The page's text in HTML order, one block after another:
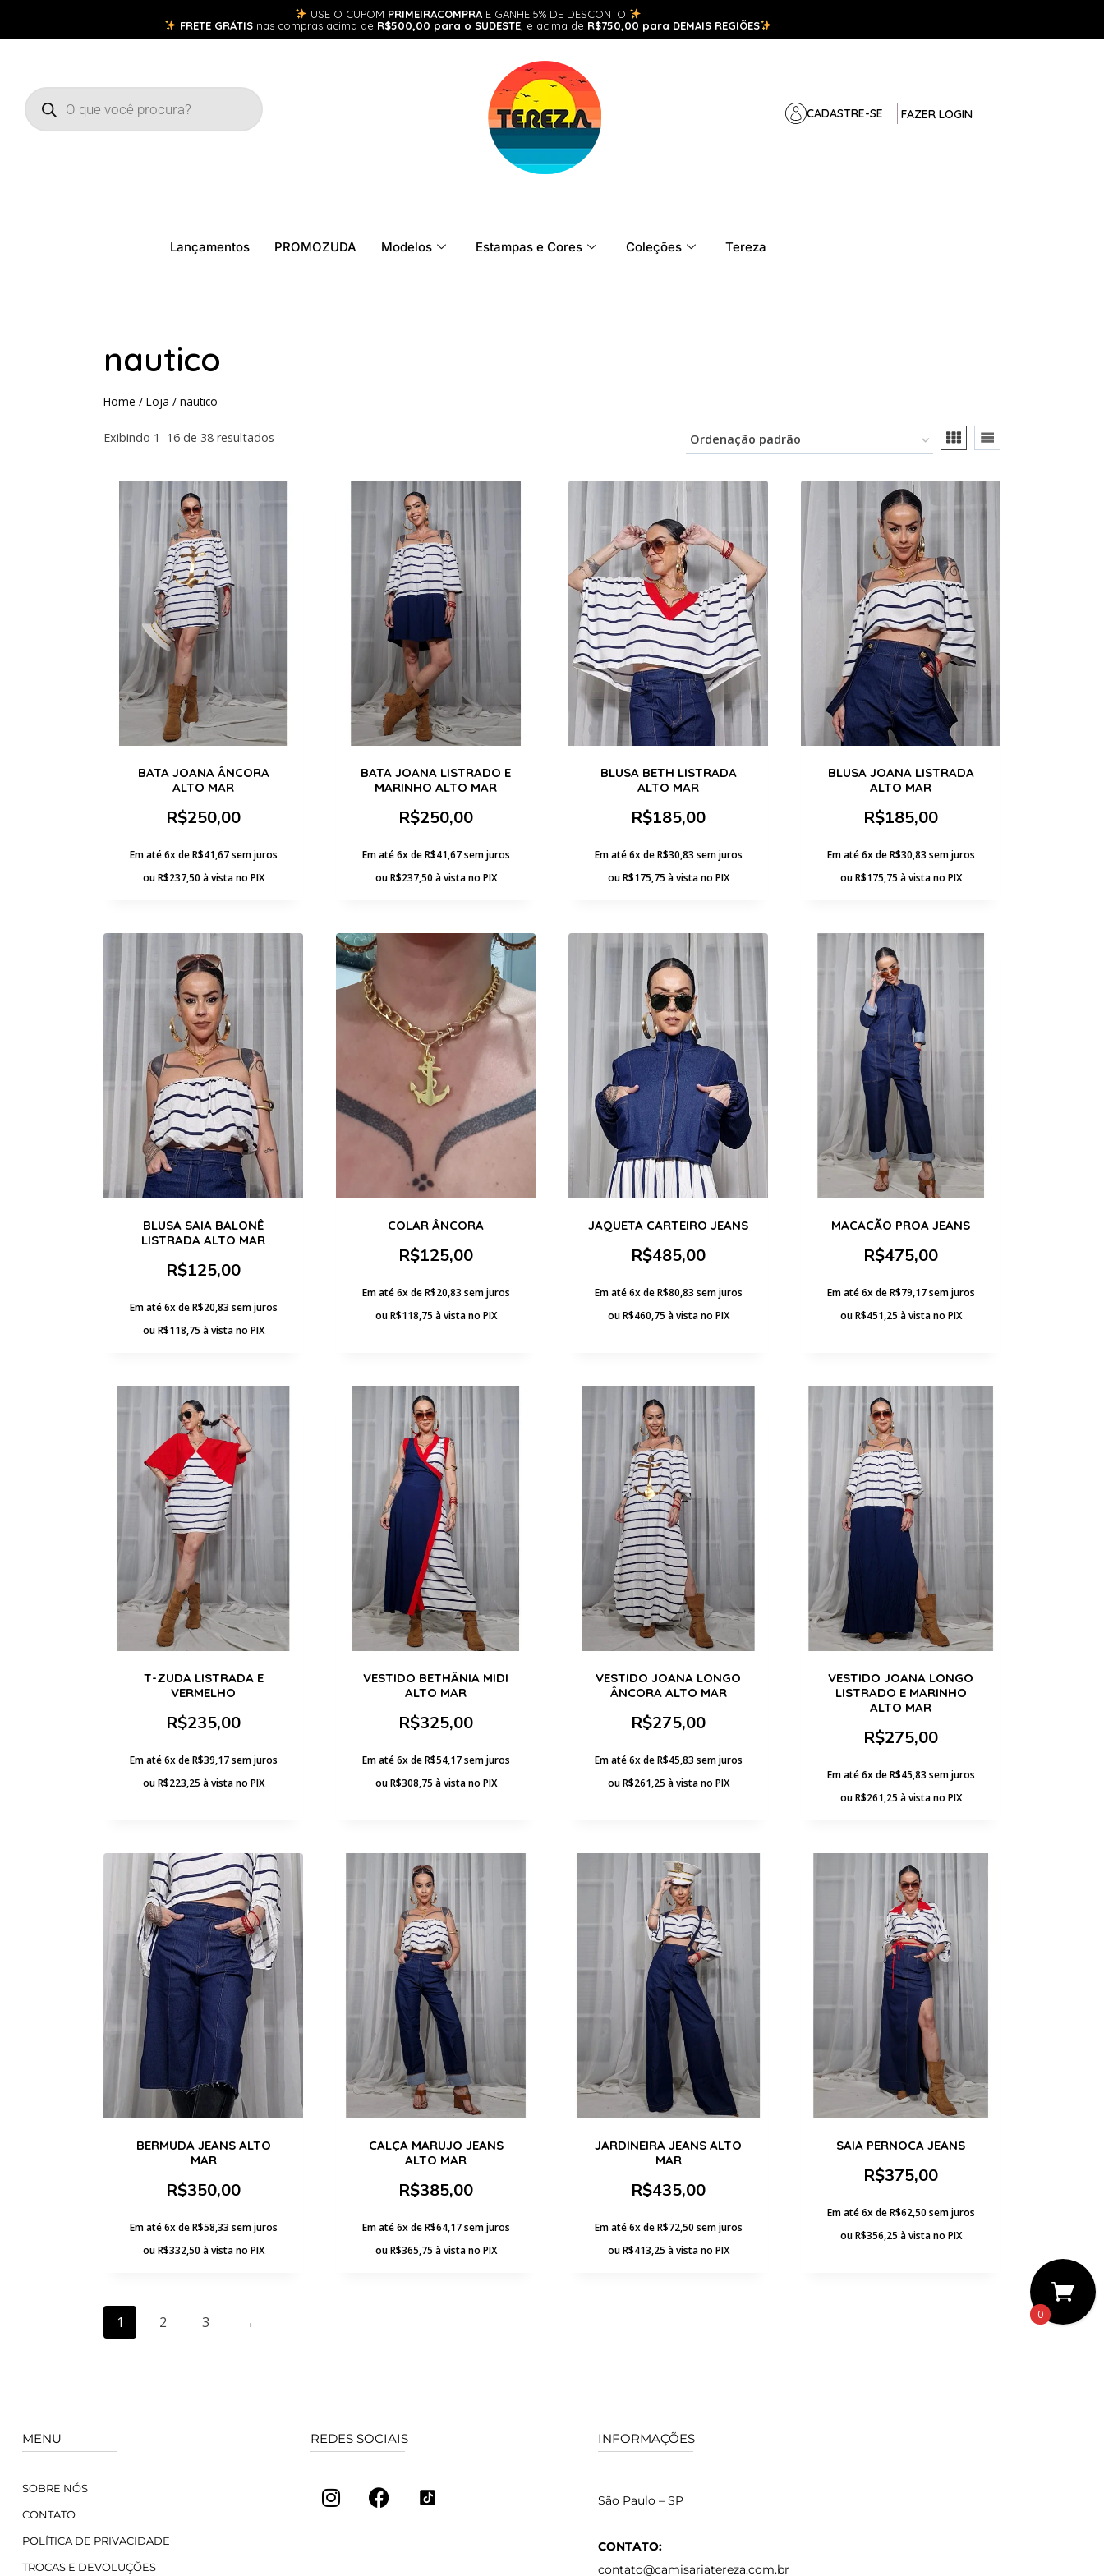
USE O CUPOM PRIMEIRACOMPRA E GANHE 5% DE DESCONTO
FRETE GRÁTIS nas compras acima de R$500,00 para o SUDESTE , e acima de R$750,00 para DEMAIS REGIÕES
CADASTRE-SE FAZER LOGIN
Lançamentos PROMOZUDA Modelos Estampas e Cores Coleções Tereza
nautico
Home / Loja / nautico
Exibindo 1–16 de 38 resultados
BATA JOANA ÂNCORA
ALTO MAR
R$250,00
Em até 6x deR$41,67 sem juros
ou R$237,50 à vista no PIX
BATA JOANA LISTRADO E
MARINHO ALTO MAR
R$250,00
Em até 6x deR$41,67 sem juros
ou R$237,50 à vista no PIX
BLUSA BETH LISTRADA
ALTO MAR
R$185,00
Em até 6x deR$30,83 sem juros
ou R$175,75 à vista no PIX
BLUSA JOANA LISTRADA
ALTO MAR
R$185,00
Em até 6x deR$30,83 sem juros
ou R$175,75 à vista no PIX
BLUSA SAIA BALONÊ
LISTRADA ALTO MAR
R$125,00
Em até 6x deR$20,83 sem juros
ou R$118,75 à vista no PIX
COLAR ÂNCORA
R$125,00
Em até 6x deR$20,83 sem juros
ou R$118,75 à vista no PIX
JAQUETA CARTEIRO JEANS
R$485,00
Em até 6x deR$80,83 sem juros
ou R$460,75 à vista no PIX
MACACÃO PROA JEANS
R$475,00
Em até 6x deR$79,17 sem juros
ou R$451,25 à vista no PIX
T-ZUDA LISTRADA E
VERMELHO
R$235,00
Em até 6x deR$39,17 sem juros
ou R$223,25 à vista no PIX
VESTIDO BETHÂNIA MIDI
ALTO MAR
R$325,00
Em até 6x deR$54,17 sem juros
ou R$308,75 à vista no PIX
VESTIDO JOANA LONGO
ÂNCORA ALTO MAR
R$275,00
Em até 6x deR$45,83 sem juros
ou R$261,25 à vista no PIX
VESTIDO JOANA LONGO
LISTRADO E MARINHO
ALTO MAR
R$275,00
Em até 6x deR$45,83 sem juros
ou R$261,25 à vista no PIX
BERMUDA JEANS ALTO
MAR
R$350,00
Em até 6x deR$58,33 sem juros
ou R$332,50 à vista no PIX
CALÇA MARUJO JEANS
ALTO MAR
R$385,00
Em até 6x deR$64,17 sem juros
ou R$365,75 à vista no PIX
JARDINEIRA JEANS ALTO
MAR
R$435,00
Em até 6x deR$72,50 sem juros
ou R$413,25 à vista no PIX
SAIA PERNOCA JEANS
R$375,00
Em até 6x deR$62,50 sem juros
ou R$356,25 à vista no PIX
1 2 3 →
MENU
SOBRE NÓS
CONTATO
POLÍTICA DE PRIVACIDADE
TROCAS E DEVOLUÇÕES
REDES SOCIAIS INFORMAÇÕES
São Paulo – SP
CONTATO:
contato@camisariatereza.com.br
0